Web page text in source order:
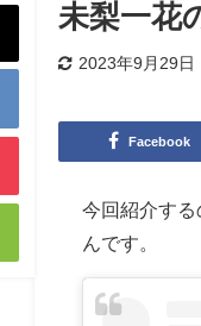
未梨一花
2023年9月29日
Facebook
今回紹介す
んです。